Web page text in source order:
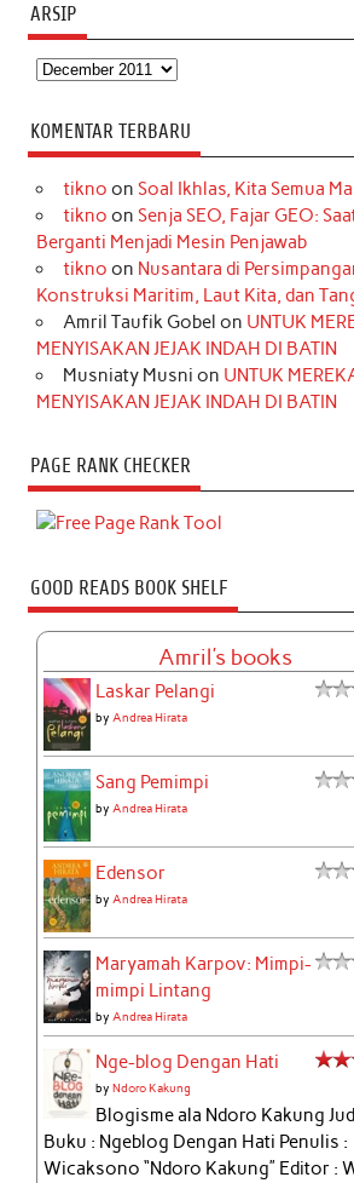
ARSIP
Arsip
KOMENTAR TERBARU
tikno on Soal Ikhlas, Kita Semua
tikno on Senja SEO, Fajar GEO:
Berganti Menjadi Mesin Penjawab
tikno on Nusantara di
Konstruksi Maritim, Laut Kita, dan
Amril Taufik Gobel on UNTUK
MENYISAKAN JEJAK INDAH DI BATIN
Musniaty Musni on UNTUK
MENYISAKAN JEJAK INDAH DI BATIN
PAGE RANK CHECKER
GOOD READS BOOK SHELF
Amril's books
Laskar Pelangi
byAndrea Hirata
Sang Pemimpi
byAndrea Hirata
Edensor
byAndrea Hirata
Maryamah Karpov: Mimpi-
mimpi Lintang
byAndrea Hirata
Nge-blog Dengan Hati
byNdoro Kakung
Blogisme ala Ndoro Kakung
Buku : Ngeblog Dengan Hati Penulis :
Wicaksono “Ndoro Kakung” Editor :